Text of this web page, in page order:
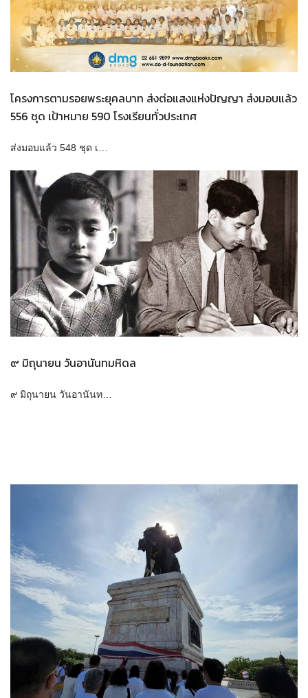
โครงการตามรอยพระยุคลบาท ส่งต่อแสงแห่งปัญญา ส่งมอบแล้ว
556 ชุด เป้าหมาย 590 โรงเรียนทั่วประเทศ
ส่งมอบแล้ว 548 ชุด เ…
๙ มิถุนายน วันอานันทมหิดล
๙ มิถุนายน วันอานันท…